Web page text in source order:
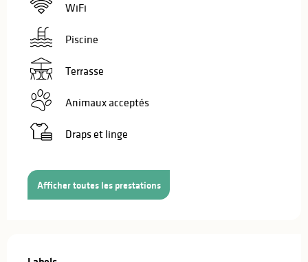
WiFi
Piscine
Terrasse
Animaux acceptés
Draps et linge
Afficher toutes les prestations